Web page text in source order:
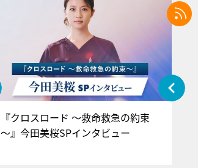
『クロスロード ～救命救急の約束
～』今田美桜SPインタビュー